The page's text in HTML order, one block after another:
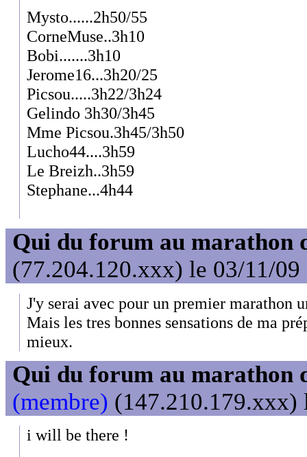
Mysto......2h50/55
CorneMuse..3h10
Bobi.......3h10
Jerome16...3h20/25
Picsou.....3h22/3h24
Gelindo 3h30/3h45
Mme Picsou.3h45/3h50
Lucho44....3h59
Le Breizh..3h59
Stephane...4h44
Qui du forum au marathon
(77.204.120.xxx) le 03/11/09
J'y serai avec pour un premier marathon
Mais les tres bonnes sensations de ma
mieux.
Qui du forum au marathon
(membre) (147.210.179.xxx)
i will be there !